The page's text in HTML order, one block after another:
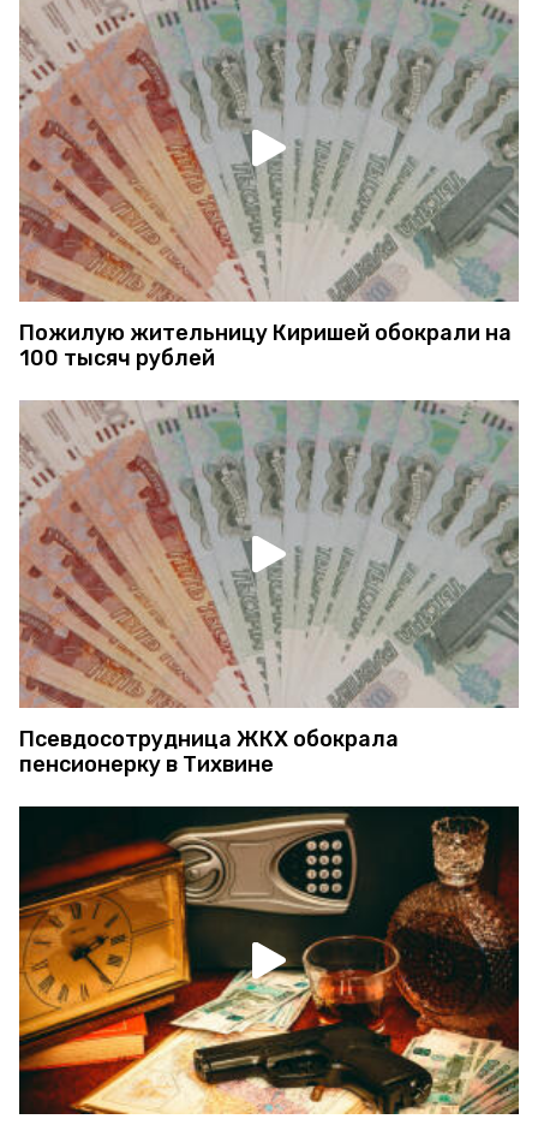
Пожилую жительницу Киришей обокрали на
100 тысяч рублей
Псевдосотрудница ЖКХ обокрала
пенсионерку в Тихвине